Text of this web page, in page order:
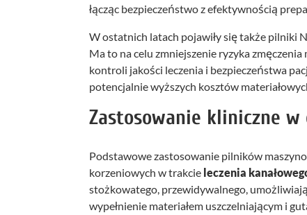
łącząc bezpieczeństwo z efektywnością
W ostatnich latach pojawiły się także pilniki
Ma to na celu zmniejszenie ryzyka
kontroli jakości leczenia i bezpieczeństwa
potencjalnie wyższych kosztów
Zastosowanie kliniczne w
Podstawowe zastosowanie pilników
korzeniowych w trakcie leczenia
stożkowatego, przewidywalnego,
wypełnienie materiałem uszczelniającym i